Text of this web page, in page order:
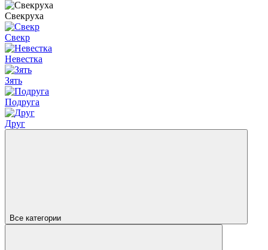
Свекруха
Свекр
Невестка
Зять
Подруга
Друг
Все категории